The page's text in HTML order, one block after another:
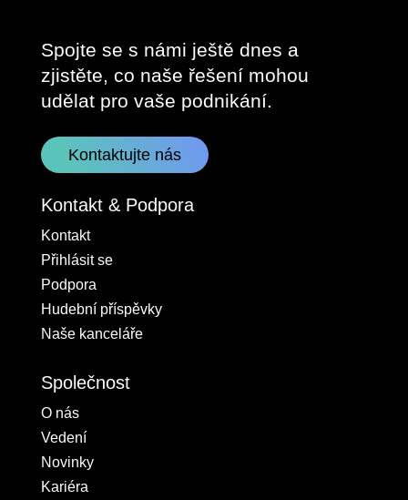
Spojte se s námi ještě dnes a
zjistěte, co naše řešení mohou
udělat pro vaše podnikání.
Kontaktujte nás
Kontakt & Podpora
Kontakt
Přihlásit se
Podpora
Hudební příspěvky
Naše kanceláře
Společnost
O nás
Vedení
Novinky
Kariéra